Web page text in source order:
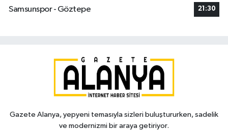
Samsunspor - Göztepe
21:30
Gazete Alanya, yepyeni temasıyla sizleri buluştururken, sadelik
ve modernizmi bir araya getiriyor.